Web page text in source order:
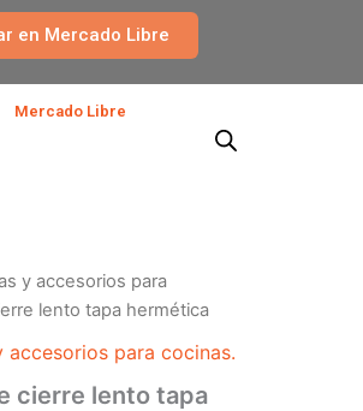
en Mercado Libre
Mercado Libre
y accesorios para
lento tapa hermética
accesorios para cocinas.
cierre lento tapa